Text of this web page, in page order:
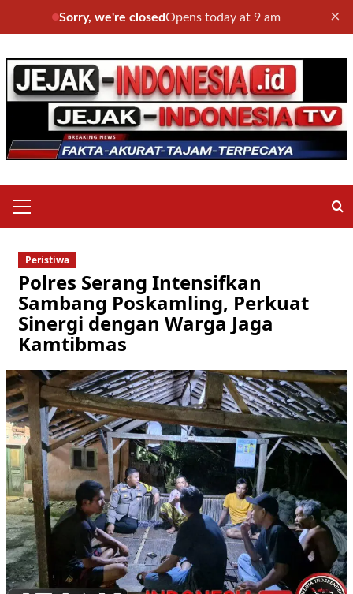
Sorry, we're closedOpens today at 9 am ×
to
content
Menu
Peristiwa
Polres Serang Intensifkan
Sambang Poskamling, Perkuat
Sinergi dengan Warga Jaga
Kamtibmas